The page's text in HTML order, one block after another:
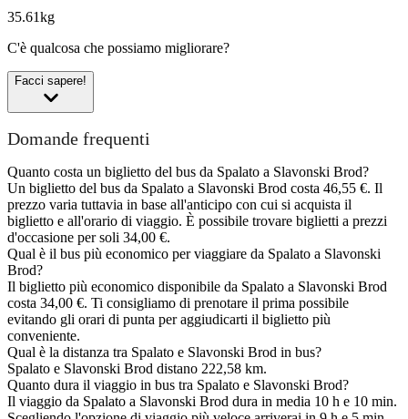
35.61kg
C'è qualcosa che possiamo migliorare?
Facci sapere!
Domande frequenti
Quanto costa un biglietto del bus da Spalato a Slavonski Brod?
Un biglietto del bus da Spalato a Slavonski Brod costa 46,55 €. Il
prezzo varia tuttavia in base all'anticipo con cui si acquista il
biglietto e all'orario di viaggio. È possibile trovare biglietti a prezzi
d'occasione per soli 34,00 €.
Qual è il bus più economico per viaggiare da Spalato a Slavonski
Brod?
Il biglietto più economico disponibile da Spalato a Slavonski Brod
costa 34,00 €. Ti consigliamo di prenotare il prima possibile
evitando gli orari di punta per aggiudicarti il biglietto più
conveniente.
Qual è la distanza tra Spalato e Slavonski Brod in bus?
Spalato e Slavonski Brod distano 222,58 km.
Quanto dura il viaggio in bus tra Spalato e Slavonski Brod?
Il viaggio da Spalato a Slavonski Brod dura in media 10 h e 10 min.